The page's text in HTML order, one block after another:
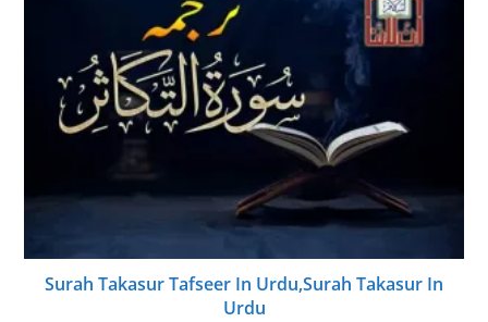
Surah Takasur Tafseer In Urdu,Surah Takasur In
Urdu